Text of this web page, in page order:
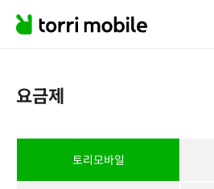
요금제
토리모바일